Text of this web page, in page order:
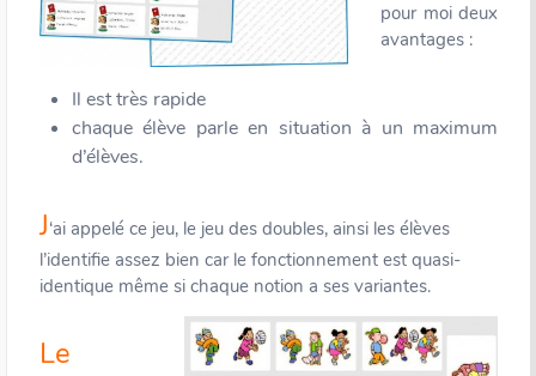
pour moi deux
avantages :
Il est très rapide
chaque élève parle en situation à un maximum
d’élèves.
J‘ai appelé ce jeu, le jeu des doubles, ainsi les élèves
l’identifie assez bien car le fonctionnement est quasi-
identique même si chaque notion a ses variantes.
Le